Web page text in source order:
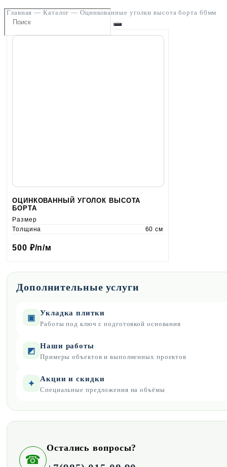
Главная —Каталог —Оцинкованные уголки высота борта 60мм
ОЦИНКОВАННЫЙ УГОЛОК ВЫСОТА
БОРТА
Размер
Толщина
60 см
500 ₽/п/м
Дополнительные услуги
▣
Укладка плитки
Работы под ключ с подготовкой основания
◩
Наши работы
Примеры объектов и выполненных проектов
✦
Акции и скидки
Специальные предложения на объёмы
☎
Остались вопросы?